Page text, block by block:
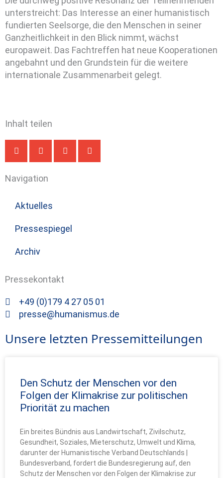
Navigation
Aktuelles
Pressespiegel
Archiv
Pressekontakt
+49 (0)179 4 27 05 01
presse@humanismus.de
unterstreicht: Das Interesse an einer humanistisch
fundierten Seelsorge, die den Menschen in seiner
Ganzheitlichkeit in den Blick nimmt, wächst
europaweit. Das Fachtreffen hat neue Kooperationen
angebahnt und den Grundstein für die weitere
internationale Zusammenarbeit gelegt.
Inhalt teilen
Unsere letzten Pressemitteilungen
Den Schutz der Menschen vor den
Folgen der Klimakrise zur politischen
Priorität zu machen
Ein breites Bündnis aus Landwirtschaft, Zivilschutz,
Gesundheit, Soziales, Mieterschutz, Umwelt und Klima,
darunter der Humanistische Verband Deutschlands |
Bundesverband, fordert die Bundesregierung auf, den
Schutz der Menschen vor den Folgen der Klimakrise zur